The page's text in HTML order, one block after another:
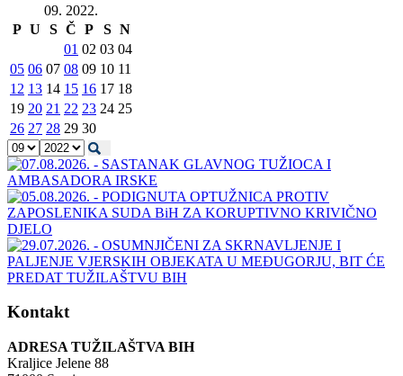
09. 2022.
P U S Č P S N
01 02 03 04
05 06 07 08 09 10 11
12 13 14 15 16 17 18
19 20 21 22 23 24 25
26 27 28 29 30
Kontakt
ADRESA TUŽILAŠTVA BIH
Kraljice Jelene 88